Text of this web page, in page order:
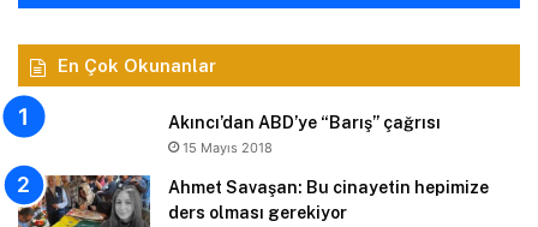
En Çok Okunanlar
Akıncı’dan ABD’ye “Barış” çağrısı
15 Mayıs 2018
Ahmet Savaşan: Bu cinayetin hepimize
ders olması gerekiyor